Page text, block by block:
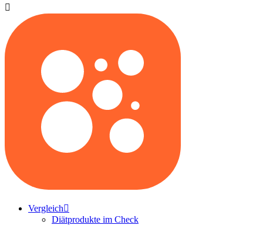
Vergleich
Diätprodukte im Check